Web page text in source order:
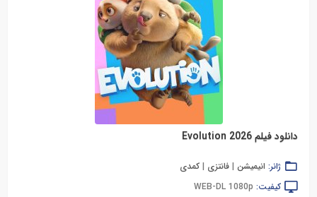
دانلود فیلم Evolution 2026
ژانر: انیمیشن | فانتزی | کمدی
کیفیت: WEB-DL 1080p